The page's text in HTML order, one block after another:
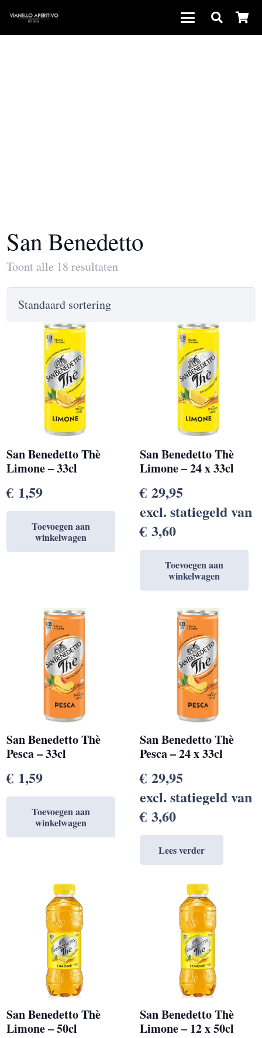
San Benedetto
Toont alle 18 resultaten
San Benedetto Thè
Limone – 33cl
€ 1,59
Toevoegen aan
winkelwagen
San Benedetto Thè
Limone – 24 x 33cl
€ 29,95
excl. statiegeld van
€ 3,60
Toevoegen aan
winkelwagen
San Benedetto Thè
Pesca – 33cl
€ 1,59
Toevoegen aan
winkelwagen
San Benedetto Thè
Pesca – 24 x 33cl
€ 29,95
excl. statiegeld van
€ 3,60
Lees verder
San Benedetto Thè
Limone – 50cl
San Benedetto Thè
Limone – 12 x 50cl